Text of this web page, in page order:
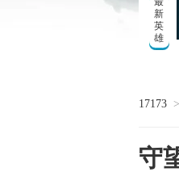
新
英
雄
17173 >
守